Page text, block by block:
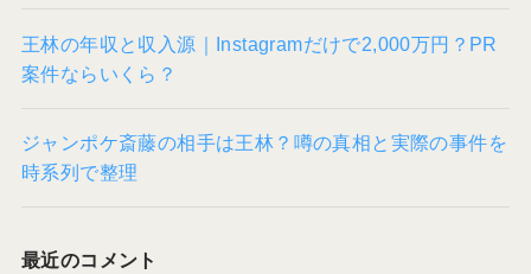
王林の年収と収入源｜Instagramだけで2,000万円？PR
案件ならいくら？
ジャンポケ斎藤の相手は王林？噂の真相と実際の事件を
時系列で整理
最近のコメント